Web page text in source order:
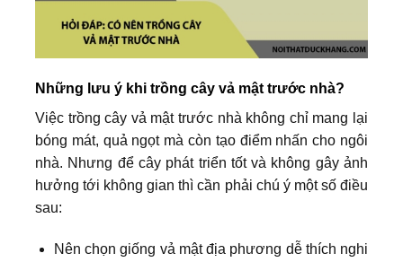
Những lưu ý khi trồng cây vả mật trước nhà?
Việc trồng cây vả mật trước nhà không chỉ mang lại
bóng mát, quả ngọt mà còn tạo điểm nhấn cho ngôi
nhà. Nhưng để cây phát triển tốt và không gây ảnh
hưởng tới không gian thì cần phải chú ý một số điều
sau:
Nên chọn giống vả mật địa phương dễ thích nghi